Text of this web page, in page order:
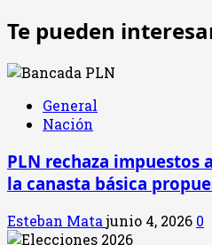
Te pueden
General
Nación
PLN rechaza impuestos
la canasta básica
Esteban Matajunio 4, 2026 0